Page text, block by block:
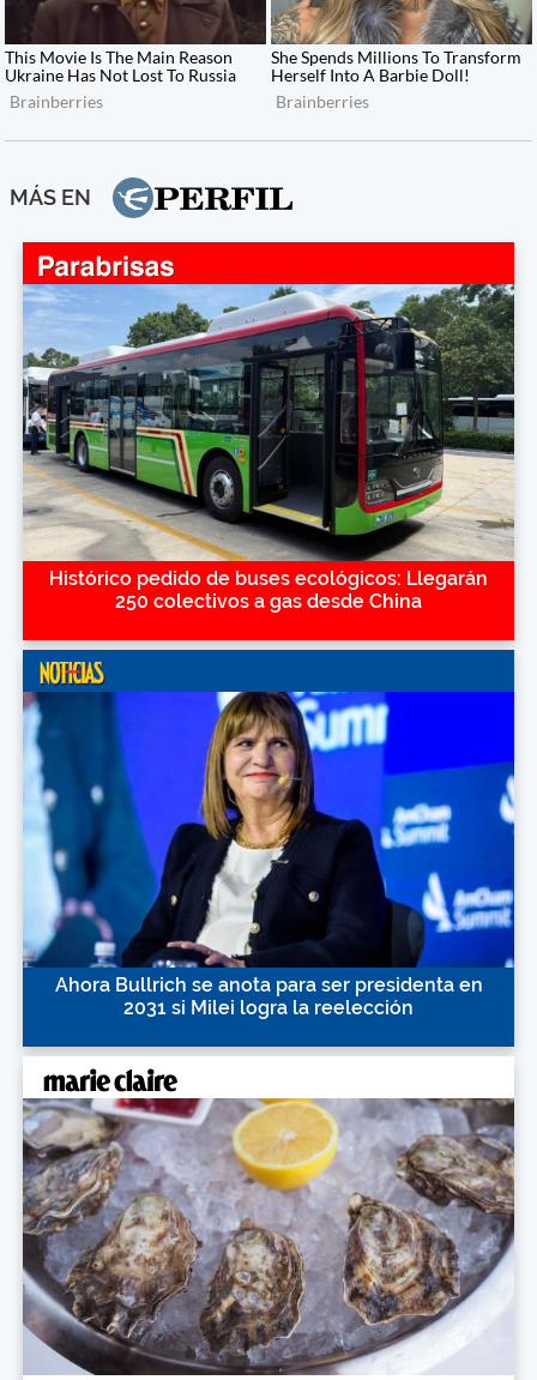
MÁS EN
Histórico pedido de buses ecológicos: Llegarán
250 colectivos a gas desde China
Ahora Bullrich se anota para ser presidenta en
2031 si Milei logra la reelección